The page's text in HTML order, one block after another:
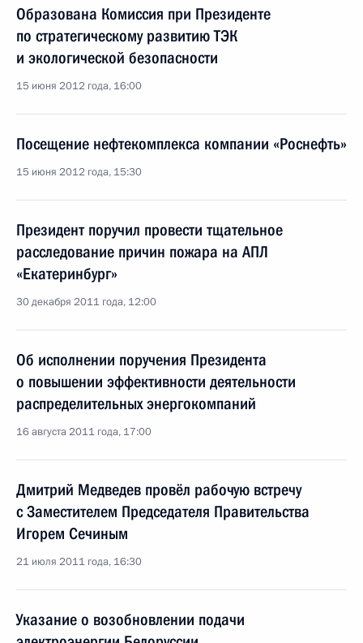
Образована Комиссия при Президенте
по стратегическому развитию ТЭК
и экологической безопасности
15 июня 2012 года, 16:00
Посещение нефтекомплекса компании «Роснефть»
15 июня 2012 года, 15:30
Президент поручил провести тщательное
расследование причин пожара на АПЛ
«Екатеринбург»
30 декабря 2011 года, 12:00
Об исполнении поручения Президента
о повышении эффективности деятельности
распределительных энергокомпаний
16 августа 2011 года, 17:00
Дмитрий Медведев провёл рабочую встречу
с Заместителем Председателя Правительства
Игорем Сечиным
21 июля 2011 года, 16:30
Указание о возобновлении подачи